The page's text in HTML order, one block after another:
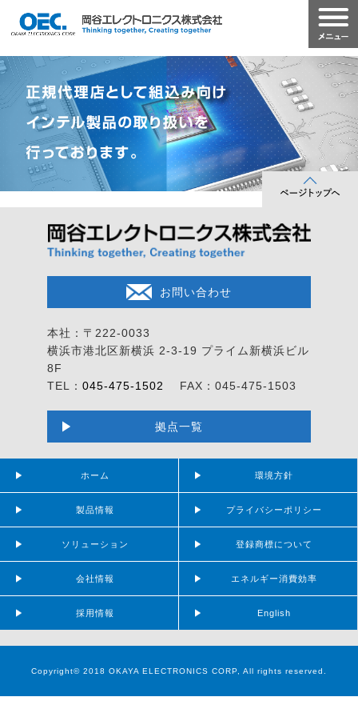
お問い合わせ
本社：〒222-0033
横浜市港北区新横浜 2-3-19 プライム新横浜ビル
8F
TEL： 045-475-1502 FAX：045-475-1503
拠点一覧
ホーム
製品情報
ソリューション
会社情報
採用情報
環境方針
プライバシーポリシー
登録商標について
エネルギー消費効率
English
Copyright© 2018 OKAYA ELECTRONICS CORP, All rights reserved.